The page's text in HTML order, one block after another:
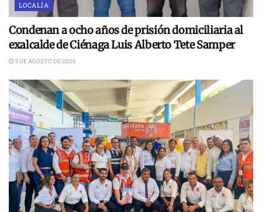
LOCALÍA
Condenan a ocho años de prisión domiciliaria al
exalcalde de Ciénaga Luis Alberto Tete Samper
5 DE AGOSTO DE 2026